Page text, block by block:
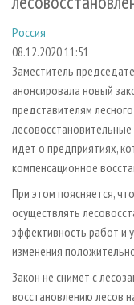
СУШКА ДРЕВЕСИНЫ
ПРОИЗВОДСТВО
ДЕРЕВЯННОЕ
ПРОИЗВОДСТВО
БИОЭНЕРГЕТИКА
ИНСТРУМЕНТ И
ПЕРСОНЫ
МОБИЛЬНЫЕ
ОФИЦИАЛЬНЫЕ
ПРИОРИТЕТНЫЕ
RUSSIAN
БИБЛИОТЕКА
КОНТАКТЫ
РЕКЛАМОДАТЕЛЯМ
РЕКЛАМА
РЕКЛАМА НА
Россия
08.12.2020 11:51
Заместитель
анонсировала новый
представителям
идет о предприятиях,
компенсационное
При этом поясняется,
осуществлять
эффективность работ и
изменения
Закон не снимет с
восстановлению лесов